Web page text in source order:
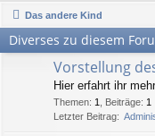
llz
ug
Das andere Kind
Diverses zu diesem
Vorstellung
Hier erfahrt ihr
Themen: 1 Beiträge: 1
Letzter Beitrag: